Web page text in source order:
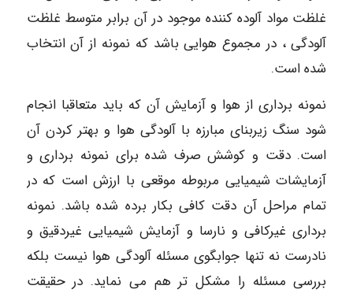
غلظت مواد آلوده کننده موجود در آن برابر متوسط غلظت
آلودگی ، در مجموع هوایی باشد که نمونه از آن انتخاب
شده است.
نمونه برداری از هوا و آزمایش آن که باید متعاقبا انجام
شود سنگ زیربنای مبارزه با آلودگی ھوا و بهتر کردن آن
است. دقت و کوشش صرف شده برای نمونه برداری و
آزمایشات شیمیایی مربوطه موقعی با ارزش است که در
تمام مراحل آن دقت کافی بکار برده شده باشد. نمونه
برداری غیرکافی و نارسا و آزمایش شیمیایی غیردقیق و
نادرست نه تنها جوابگوی مسئله آلودگی هوا نیست بلکه
بررسی مسئله را مشکل تر هم می نماید. در حقیقت